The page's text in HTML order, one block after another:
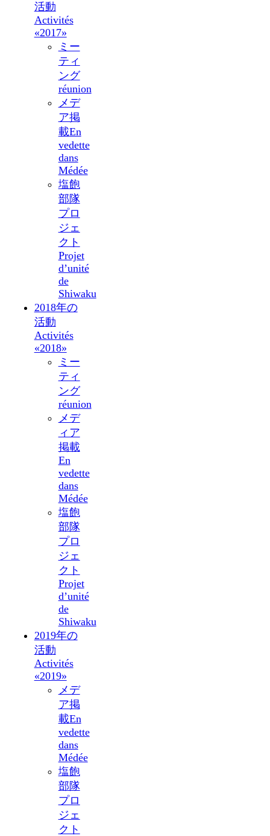
活動
Activités
«2017»
ミー
ティ
ング
réunion
メデ
ア掲
載En
vedette
dans
Médée
塩飽
部隊
プロ
ジェ
クト
Projet
d’unité
de
Shiwaku
2018年の
活動
Activités
«2018»
ミー
ティ
ング
réunion
メデ
ィア
掲載
En
vedette
dans
Médée
塩飽
部隊
プロ
ジェ
クト
Projet
d’unité
de
Shiwaku
2019年の
活動
Activités
«2019»
メデ
ア掲
載En
vedette
dans
Médée
塩飽
部隊
プロ
ジェ
クト